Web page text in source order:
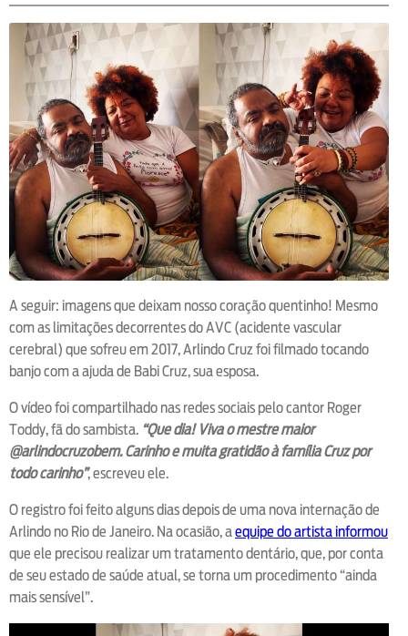
A seguir: imagens que deixam nosso coração quentinho! Mesmo
com as limitações decorrentes do AVC (acidente vascular
cerebral) que sofreu em 2017, Arlindo Cruz foi filmado tocando
banjo com a ajuda de Babi Cruz, sua esposa.
O vídeo foi compartilhado nas redes sociais pelo cantor Roger
Toddy, fã do sambista. “Que dia! Viva o mestre maior
@arlindocruzobem. Carinho e muita gratidão à família Cruz por
todo carinho”, escreveu ele.
O registro foi feito alguns dias depois de uma nova internação de
Arlindo no Rio de Janeiro. Na ocasião, aequipe do artista informou
que ele precisou realizar um tratamento dentário, que, por conta
de seu estado de saúde atual, se torna um procedimento “ainda
mais sensível”.